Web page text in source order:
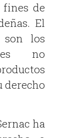
fines de
El
son los
no
derecho
ha